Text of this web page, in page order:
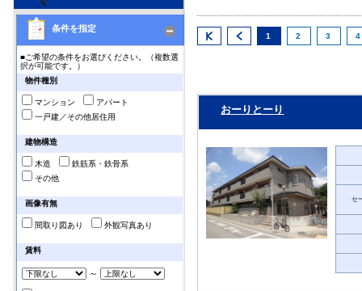
条件を指定
■ご希望の条件をお選びください。（複数選
択が可能です。）
物件種別
マンション
アパート
一戸建／その他居住用
建物構造
木造
鉄筋系・鉄骨系
その他
画像有無
間取り図あり 外観写真あり
賃料
～
1 2 3 4
おーりとーり
セ